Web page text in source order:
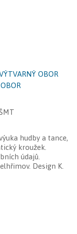
OBOR
hudby a tance,
kroužek.
údajů
. Design K.